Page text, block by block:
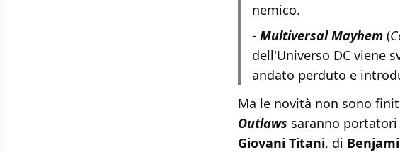
nemico.
- Multiversal Mayhem (
dell'Universo DC viene
andato perduto e
Ma le novità non sono
Outlaws saranno
Giovani Titani, di